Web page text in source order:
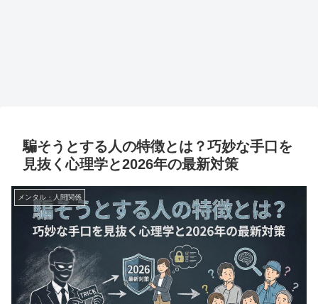
騙そうとする人の特徴とは？巧妙な手口を
見抜く心理学と2026年の最新対策
メンタル・人間関係